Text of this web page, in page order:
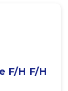
F/H F/H